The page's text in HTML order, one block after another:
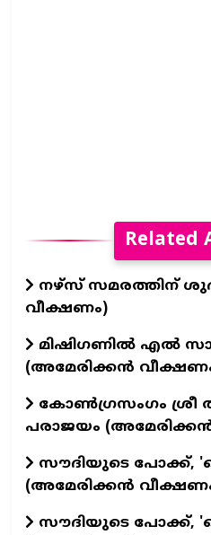
Related
നഴ്സ് സമരത്തിന്
വീക്ഷണം)
മിഷിഗണിൽ എൽ
(അമേരിക്കൻ
കോൺഗ്രസംഗം ശ്രീ
പരാജയം
സൗദിയുടെ പോക്ക്,
(അമേരിക്കൻ
സൗദിയുടെ പോക്ക്,